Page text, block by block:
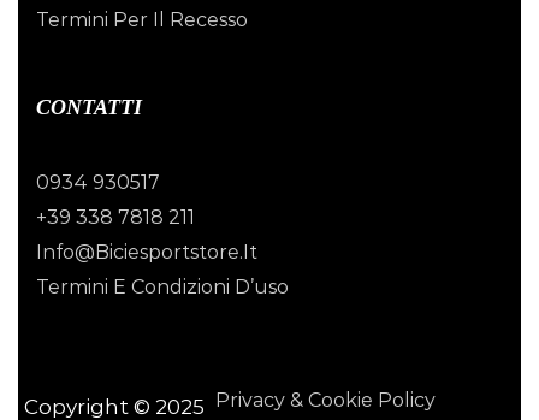
Termini Per Il Recesso
CONTATTI
0934 930517
+39 338 7818 211
Info@biciesportstore.it
Termini E Condizioni D’uso
Copyright © 2025 Privacy & Cookie Policy